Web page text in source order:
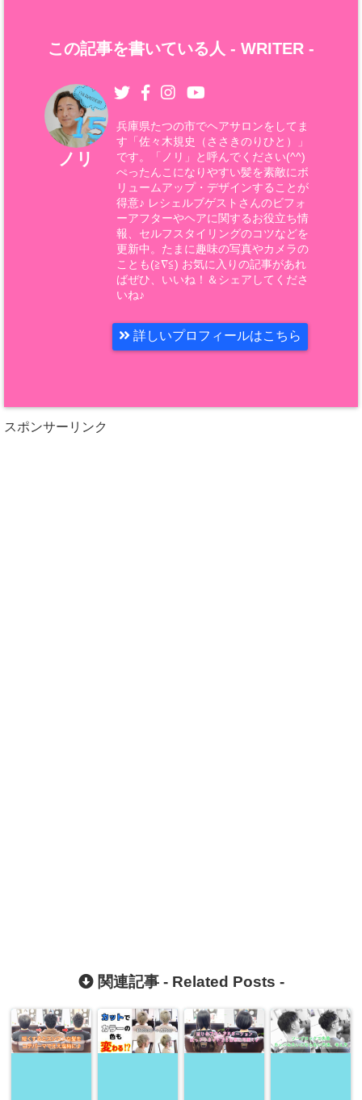
この記事を書いている人 - WRITER -
ノリ
兵庫県たつの市でヘアサロンをしてま
す「佐々木規史（ささきのりひと）」
です。「ノリ」と呼んでください(^^)
ぺったんこになりやすい髪を素敵にボ
リュームアップ・デザインすることが
得意♪ レシェルブゲストさんのビフォ
ーアフターやヘアに関するお役立ち情
報、セルフスタイリングのコツなどを
更新中。たまに趣味の写真やカメラの
ことも(≧∇≦) お気に入りの記事があれ
ばぜひ、いいね！＆シェアしてくださ
いね♪
詳しいプロフィールはこちら
スポンサーリンク
関連記事 - Related Posts -